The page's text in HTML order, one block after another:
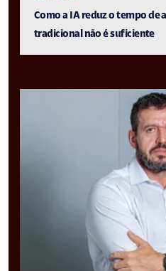
Como a IA reduz o tempo de
tradicional não é suficiente